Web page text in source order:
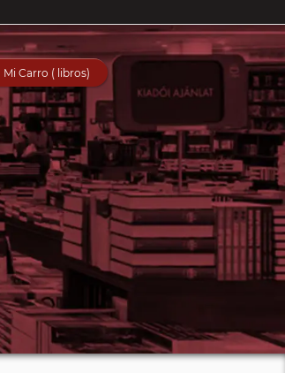
Mi Carro ( libros)